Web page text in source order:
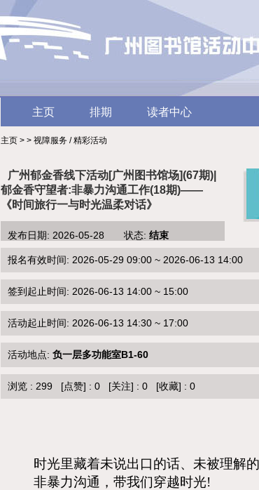
主页 排期 读者中心
主页 > > 视障服务 / 精彩活动
广州郁金香线下活动[广州图书馆场](67期)|
郁金香守望者:非暴力沟通工作(18期)——
《时间旅行一与时光温柔对话》
发布日期: 2026-05-28 状态: 结束
报名有效时间: 2026-05-29 09:00 ~ 2026-06-13 14:00
签到起止时间: 2026-06-13 14:00 ~ 15:00
活动起止时间: 2026-06-13 14:30 ~ 17:00
活动地点: 负一层多功能室B1-60
浏览 : 299 [点赞] : 0 [关注] : 0 [收藏] : 0
时光里藏着未说出口的话、未被理解的
非暴力沟通，带我们穿越时光!